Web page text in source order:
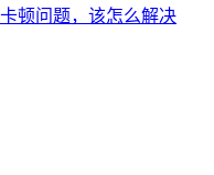
顿问题，该怎么解决